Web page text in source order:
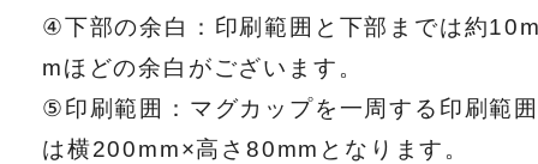
④下部の余白：印刷範囲と下部までは約
mほどの余白がございます。
⑤印刷範囲：マグカップを一周する印刷範囲
は横200mm×高さ80mmとなります。